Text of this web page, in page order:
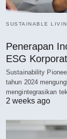
SUSTAINABLE
Penerapan
ESG
Sustainability
tahun 2024
mengintegrasikan
2 weeks ago